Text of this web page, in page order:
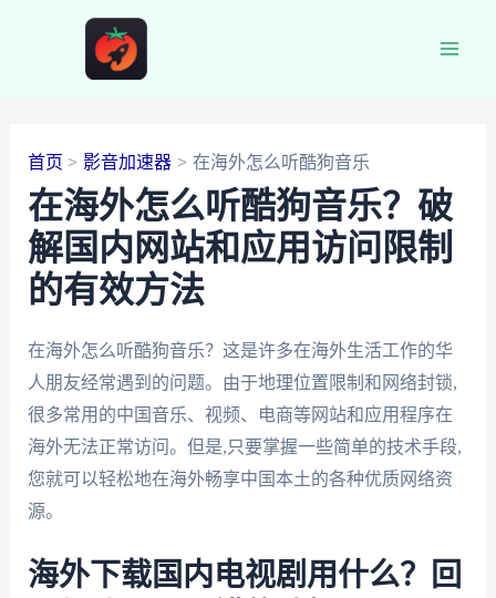
首页 影音加速器 在海外怎么听酷狗音乐
在海外怎么听酷狗音乐？破
解国内网站和应用访问限制
的有效方法
在海外怎么听酷狗音乐？这是许多在海外生活工作的华
人朋友经常遇到的问题。由于地理位置限制和网络封锁,
很多常用的中国音乐、视频、电商等网站和应用程序在
海外无法正常访问。但是,只要掌握一些简单的技术手段,
您就可以轻松地在海外畅享中国本土的各种优质网络资
源。
海外下载国内电视剧用什么？回